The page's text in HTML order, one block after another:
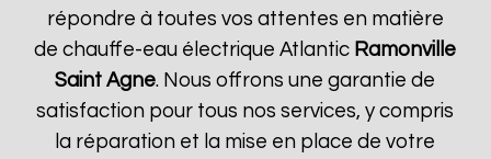
répondre à toutes vos attentes en matière
de chauffe-eau électrique Atlantic Ramonville
Saint Agne. Nous offrons une garantie de
satisfaction pour tous nos services, y compris
la réparation et la mise en place de votre